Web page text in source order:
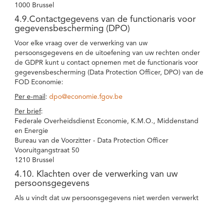
1000 Brussel
4.9.Contactgegevens van de functionaris voor
gegevensbescherming (DPO)
Voor elke vraag over de verwerking van uw
persoonsgegevens en de uitoefening van uw rechten onder
de GDPR kunt u contact opnemen met de functionaris voor
gegevensbescherming (Data Protection Officer, DPO) van de
FOD Economie:
Per e-mail : dpo@economie.fgov.be
Per brief:
Federale Overheidsdienst Economie, K.M.O., Middenstand
en Energie
Bureau van de Voorzitter - Data Protection Officer
Vooruitgangstraat 50
1210 Brussel
4.10. Klachten over de verwerking van uw
persoonsgegevens
Als u vindt dat uw persoonsgegevens niet werden verwerkt